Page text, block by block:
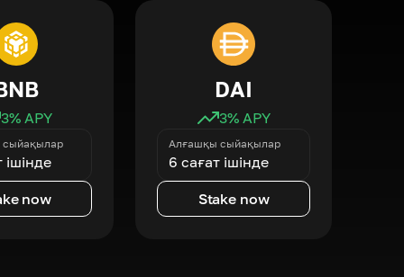
3% APY
ішінде
now
DAI
3% APY
Алғашқы сыйақылар
6 сағат ішінде
Stake now